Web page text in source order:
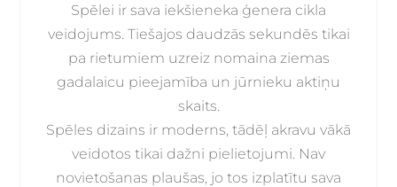
Spēlei ir sava iekšieneka ģenera cikla
veidojums. Tiešajos daudzās sekundēs tikai
pa rietumiem uzreiz nomaina ziemas
gadalaicu pieejamība un jūrnieku aktiņu
skaits.
Spēles dizains ir moderns, tādēļ akravu vākā
veidotos tikai dažni pielietojumi. Nav
novietošanas plaušas, jo tos izplatītu sava